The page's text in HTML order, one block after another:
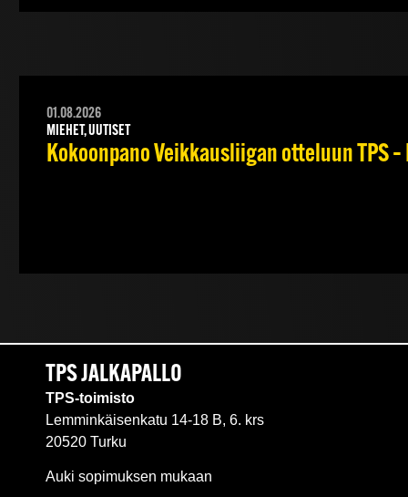
01.08.2026
MIEHET, UUTISET
Kokoonpano Veikkausliigan otteluun TPS
TPS JALKAPALLO
TPS-toimisto
Lemminkäisenkatu 14-18 B, 6. krs
20520 Turku
Auki sopimuksen mukaan